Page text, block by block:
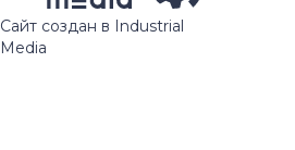
Сайт создан в Industrial
Media